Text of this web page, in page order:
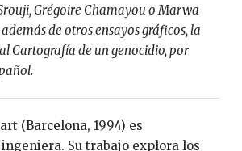
Grégoire Chamayou o Marwa
de otros ensayos gráficos, la
Cartografía de un genocidio, por
(Barcelona, 1994) es
Su trabajo explora los